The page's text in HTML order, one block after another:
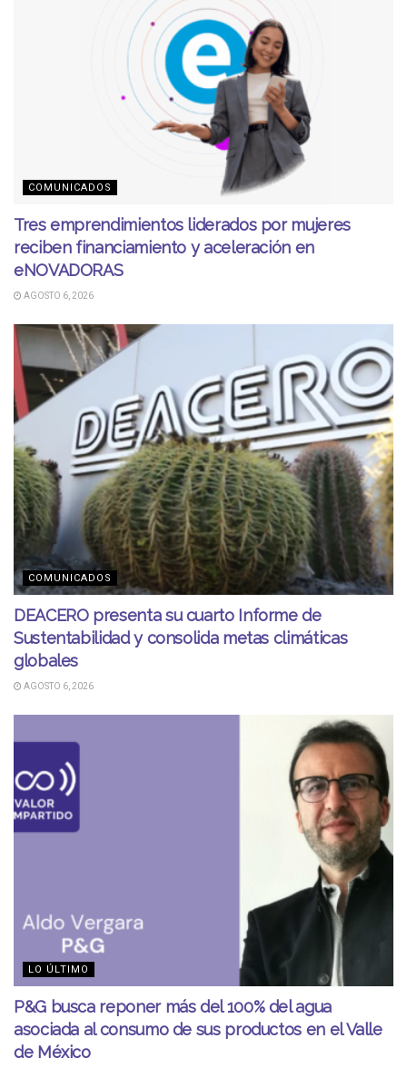
COMUNICADOS
Tres emprendimientos liderados por mujeres
reciben financiamiento y aceleración en
eNOVADORAS
AGOSTO 6, 2026
COMUNICADOS
DEACERO presenta su cuarto Informe de
Sustentabilidad y consolida metas climáticas
globales
AGOSTO 6, 2026
LO ÚLTIMO
P&G busca reponer más del 100% del agua
asociada al consumo de sus productos en el Valle
de México